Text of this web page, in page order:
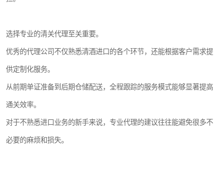
选择专业的清关代理至关重要。
优秀的代理公司不仅熟悉清酒进口的各个环节，还能根据客户需求提
供定制化服务。
从前期单证准备到后期仓储配送，全程跟踪的服务模式能够显著提高
通关效率。
对于不熟悉进口业务的新手来说，专业代理的建议往往能避免很多不
必要的麻烦和损失。